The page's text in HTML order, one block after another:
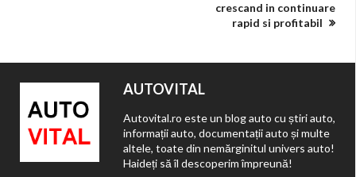
crescand in continuare
rapid si profitabil
AUTOVITAL
Autovital.ro este un blog auto cu știri auto,
informații auto, documentații auto și multe
altele, toate din nemărginitul univers auto!
Haideți să îl descoperim împreună!